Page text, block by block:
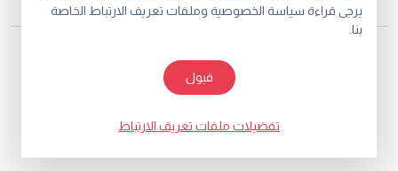
© 2026.
خصوصية
البنود و الظروف
يرجى قراءة سياسة الخصوصية وملفات تعريف الارتباط الخاصة
بنا.
قبول
تفضيلات ملفات تعريف الارتباط